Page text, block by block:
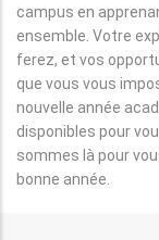
campus en
ensemble. Votre
ferez, et vos
que vous vous
nouvelle année
disponibles pour
sommes là pour
bonne année.